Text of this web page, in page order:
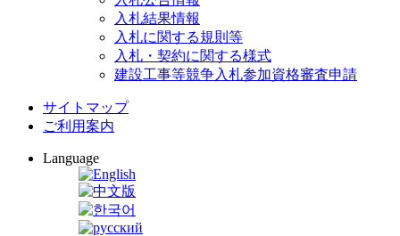
入札結果情報
入札に関する規則等
入札・契約に関する様式
建設工事等競争入札参加資格審査申請
サイトマップ
ご利用案内
Language